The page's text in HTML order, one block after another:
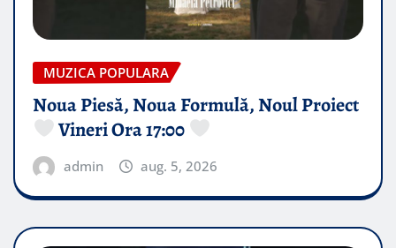
MUZICA POPULARA
Noua Piesă, Noua Formulă, Noul Proiect
Vineri Ora 17:00
admin aug. 5, 2026